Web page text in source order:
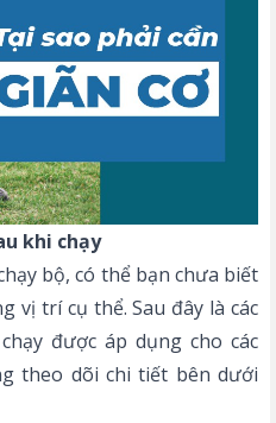
khi chạy
bộ, có thể bạn chưa biết
vị trí cụ thể. Sau đây là các
được áp dụng cho các
theo dõi chi tiết bên dưới